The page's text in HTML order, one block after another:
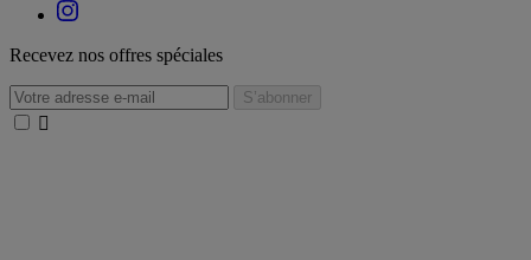
Recevez nos offres spéciales
